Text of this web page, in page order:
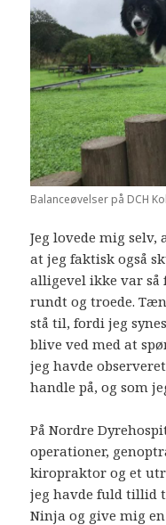
Balanceøvelser på DCH
Jeg lovede mig
at jeg faktisk også
alligevel ikke var så
rundt og troede.
stå til, fordi jeg
blive ved med at
jeg havde
handle på, og som
På Nordre
operationer,
kiropraktor og et
jeg havde fuld tillid
Ninja og give mig en